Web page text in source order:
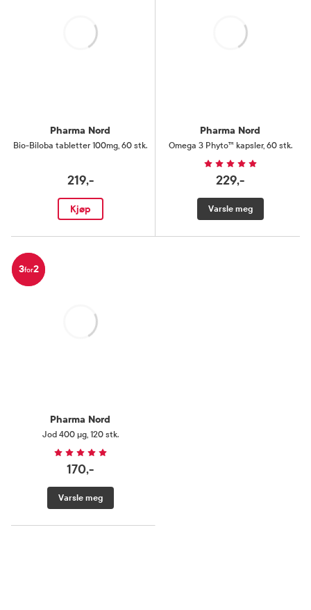
Pharma Nord
Bio-Biloba tabletter 100mg, 60 stk.
219,-
Kjøp
Pharma Nord
Omega 3 Phyto™ kapsler, 60 stk.
229,-
Varsle meg
3for2
Pharma Nord
Jod 400 µg, 120 stk.
170,-
Varsle meg